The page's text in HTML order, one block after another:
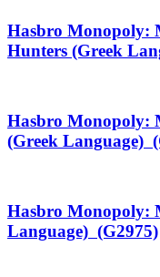
Hasbro Monopoly:
Hunters (Greek
Hasbro Monopoly:
(Greek Language)
Hasbro Monopoly:
Language) (G2975)